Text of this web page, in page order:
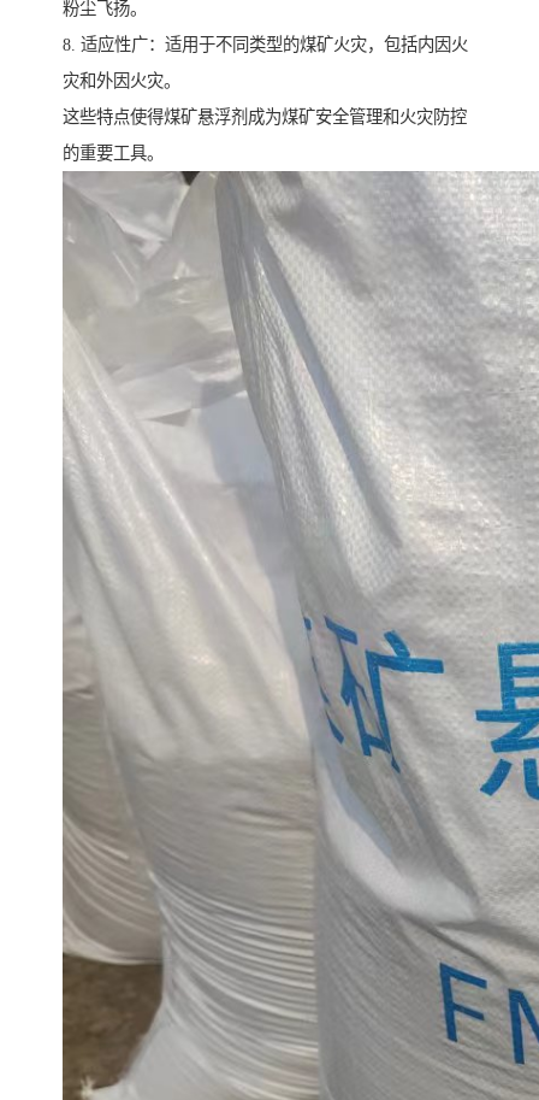
粉尘飞扬。
8. 适应性广：适用于不同类型的煤矿火灾，包括内因火
灾和外因火灾。
这些特点使得煤矿悬浮剂成为煤矿安全管理和火灾防控
的重要工具。